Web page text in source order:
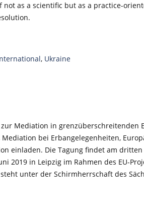
not as a scientific but as a practice-
, Ukraine
zur Mediation in grenzüberschreitenden
bei Erbangelegenheiten,
einladen. Die Tagung findet am dritten
2019 in Leipzig im Rahmen des EU-
unter der Schirmherrschaft des